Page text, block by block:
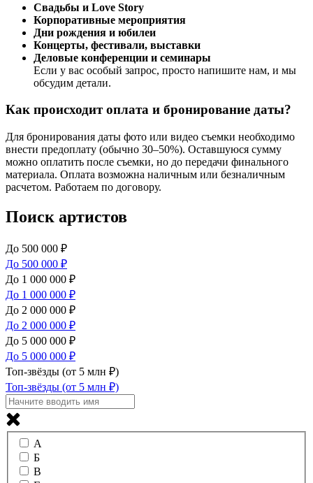
Свадьбы и Love Story
Корпоративные мероприятия
Дни рождения и юбилеи
Концерты, фестивали, выставки
Деловые конференции и семинары
Если у вас особый запрос, просто напишите нам, и мы
обсудим детали.
Как происходит оплата и бронирование даты?
Для бронирования даты фото или видео съемки необходимо
внести предоплату (обычно 30–50%). Оставшуюся сумму
можно оплатить после съемки, но до передачи финального
материала. Оплата возможна наличным или безналичным
расчетом. Работаем по договору.
Поиск артистов
До 500 000 ₽
До 500 000 ₽
До 1 000 000 ₽
До 1 000 000 ₽
До 2 000 000 ₽
До 2 000 000 ₽
До 5 000 000 ₽
До 5 000 000 ₽
Топ-звёзды (от 5 млн ₽)
Топ-звёзды (от 5 млн ₽)
А
Б
В